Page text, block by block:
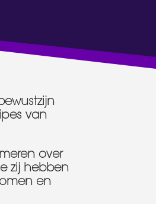
van
over
zij hebben
en